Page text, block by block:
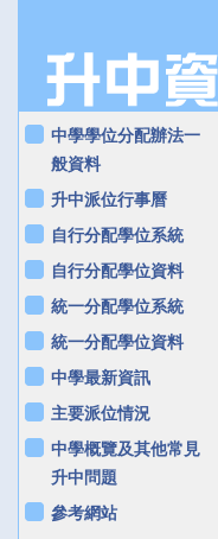
中學學位分配辦法一
般資料
升中派位行事曆
自行分配學位系統
自行分配學位資料
統一分配學位系統
統一分配學位資料
中學最新資訊
主要派位情況
中學概覽及其他常見
升中問題
參考網站